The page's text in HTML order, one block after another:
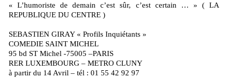
« L’humoriste de demain c’est sûr, c’est certain … » ( LA
REPUBLIQUE DU CENTRE )
SEBASTIEN GIRAY « Profils Inquiétants »
COMEDIE SAINT MICHEL
95 bd ST Michel -75005 –PARIS
RER LUXEMBOURG – METRO CLUNY
à partir du 14 Avril – tél : 01 55 42 92 97